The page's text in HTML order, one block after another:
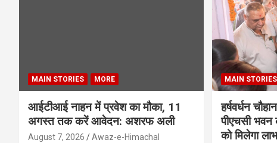
MAIN STORIES MORE
आईटीआई नाहन में प्रवेश का मौका, 11
अगस्त तक करें आवेदन: अशरफ अली
August 7, 2026 Awaz-e-Himachal
MAIN STORIES
हर्षवर्धन
पीएचसी भवन
को मिलेगा लाभ